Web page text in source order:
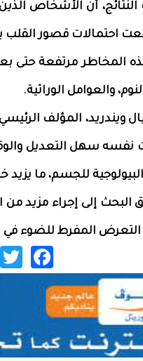
أن الأشخاص
قصور القلب بنسبة 56%، واحتمالات النوبات القلبية بنسبة 47%
المخاطر مرتفعة حتى
والعوامل الوراثية.
ويندريد، المؤلف
نفسه سهل التعديل
للجسم، ما
البحث إلى إجراء مزيد
المفرط للضوء في